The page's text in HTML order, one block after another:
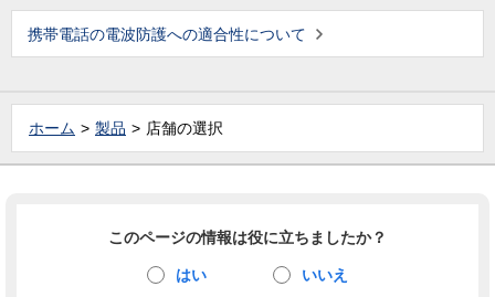
携帯電話の電波防護への適合性について
ホーム 製品 店舗の選択
このページの情報は役に立ちましたか？
はい いいえ